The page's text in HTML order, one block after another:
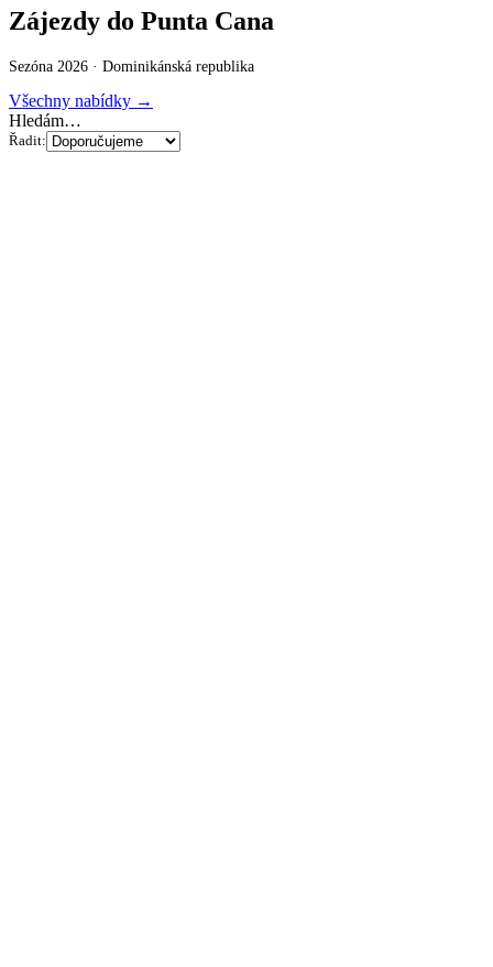
Zájezdy do Punta Cana
Sezóna 2026 · Dominikánská republika
Všechny nabídky →
Hledám…
Řadit: